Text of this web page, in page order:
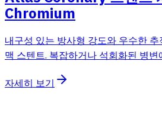
Chromium
내구성 있는 방사형 강도와 우수한
맥 스텐트. 복잡하거나 석회화된 병변
자세히 보기